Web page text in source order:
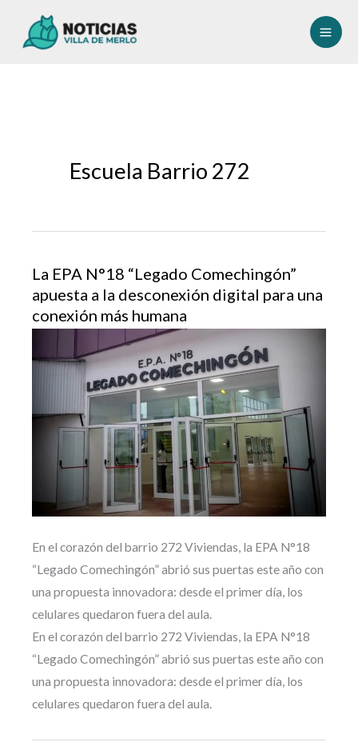
Escuela Barrio 272
La EPA N°18 “Legado Comechingón”
apuesta a la desconexión digital para una
conexión más humana
En el corazón del barrio 272 Viviendas, la EPA N°18
“Legado Comechingón” abrió sus puertas este año con
una propuesta innovadora: desde el primer día, los
celulares quedaron fuera del aula.
En el corazón del barrio 272 Viviendas, la EPA N°18
“Legado Comechingón” abrió sus puertas este año con
una propuesta innovadora: desde el primer día, los
celulares quedaron fuera del aula.